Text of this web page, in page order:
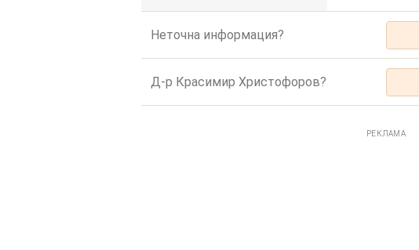
Неточна информация?
Д-р Красимир Христофоров?
РЕКЛАМА